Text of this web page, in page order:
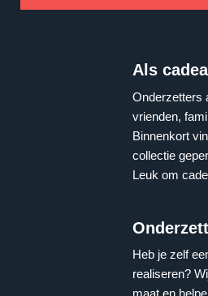
Als
Onderzetters
vrienden,
Binnenkort
collectie
Leuk om
Heb je zelf
realiseren?